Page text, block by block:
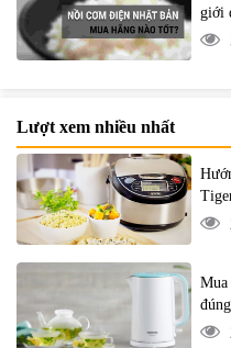
giới
Lượt xem nhiều nhất
Mua